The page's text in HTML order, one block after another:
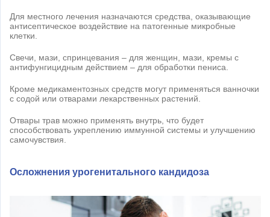
Для местного лечения назначаются средства, оказывающие
антисептическое воздействие на патогенные микробные
клетки.
Свечи, мази, спринцевания – для женщин, мази, кремы с
антифунгицидным действием – для обработки пениса.
Кроме медикаментозных средств могут применяться ванночки
с содой или отварами лекарственных растений.
Отвары трав можно применять внутрь, что будет
способствовать укреплению иммунной системы и улучшению
самочувствия.
Осложнения урогенитального кандидоза